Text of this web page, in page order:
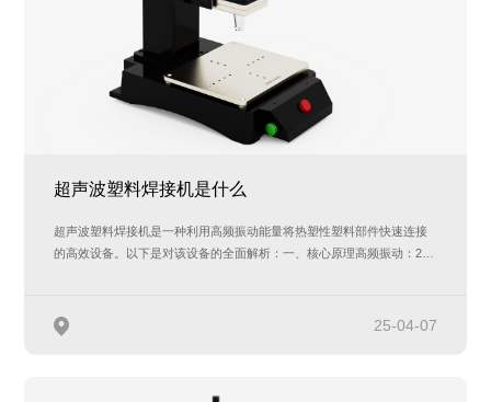
超声波塑料焊接机是什么
超声波塑料焊接机是一种利用高频振动能量将热塑性塑料部件快速连接
的高效设备。以下是对该设备的全面解析：一、核心原理高频振动：20-
25-04-07